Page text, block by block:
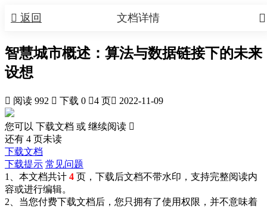
 返回 
文档详情
智慧城市概述：算法与数据链接下的未来
设想
 阅读 992  下载 0 4 页 2022-11-09
您可以 下载文档 或 继续阅读 
还有 4 页未读
下载文档
下载提示 常见问题
1、本文档共计 4 页，下载后文档不带水印，支持完整阅读内
容或进行编辑。
2、当您付费下载文档后，您只拥有了使用权限，并不意味着